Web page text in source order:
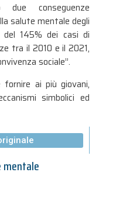
due conseguenze
salute mentale degli
145% dei casi di
tra il 2010 e il 2021,
sociale”.
ai più giovani,
simbolici ed